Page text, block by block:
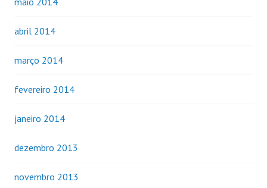
abril 2014
março 2014
fevereiro 2014
janeiro 2014
dezembro 2013
novembro 2013